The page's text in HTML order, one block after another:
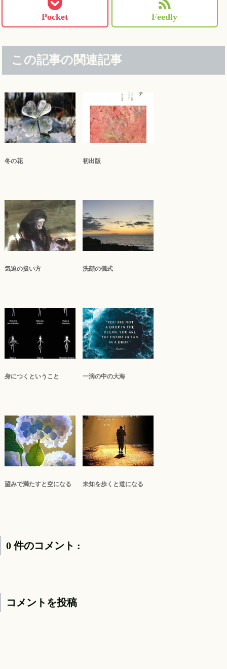
Pocket Feedly
この記事の関連記事
冬の花 初出版
気迫の扱い方 洗顔の儀式
身につくということ 一滴の中の大海
望みで満たすと空になる 未知を歩くと道になる
0 件のコメント :
コメントを投稿